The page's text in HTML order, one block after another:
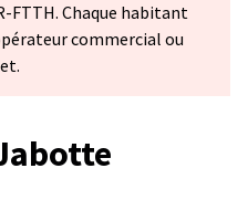
FTTH. Chaque habitant
commercial ou